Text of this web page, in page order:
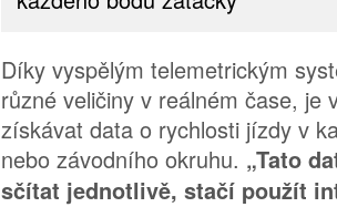
Díky vyspělým telemetrickým
různé veličiny v reálném čase, je
získávat data o rychlosti jízdy v
nebo závodního okruhu. „Tato
sčítat jednotlivě, stačí použít